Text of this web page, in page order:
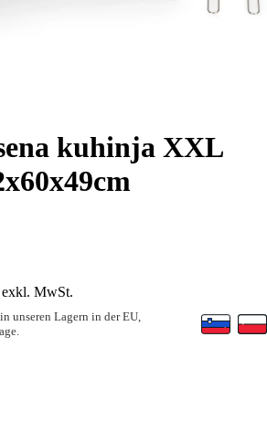
kuhinja XXL
exkl. MwSt.
unseren Lagern in der EU,